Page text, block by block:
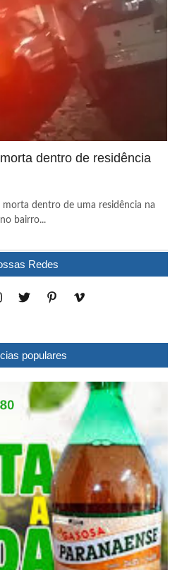
dentro de residência
dentro de uma residência na
bairro...
Redes
populares